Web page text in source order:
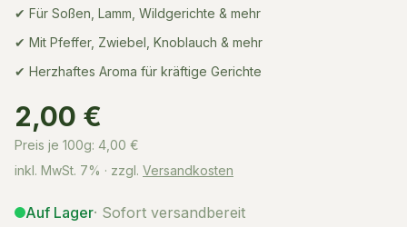
✔ Für Soßen, Lamm, Wildgerichte & mehr
✔ Mit Pfeffer, Zwiebel, Knoblauch & mehr
✔ Herzhaftes Aroma für kräftige Gerichte
2,00 €
Preis je 100g: 4,00 €
inkl. MwSt. 7% · zzgl. Versandkosten
Auf Lager· Sofort versandbereit